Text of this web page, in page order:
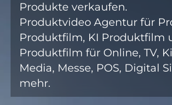
Produkte verkaufen.
Produktvideo Agentur für
Produktfilm, KI Produktfilm
Produktfilm für Online, TV,
Media, Messe, POS, Digital
mehr.